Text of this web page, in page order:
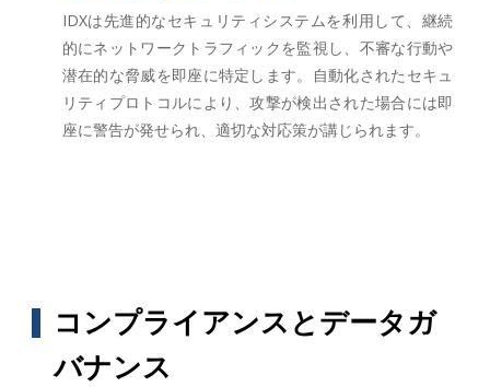
IDXは先進的なセキュリティシステムを利用して、継続
的にネットワークトラフィックを監視し、不審な行動や
潜在的な脅威を即座に特定します。自動化されたセキュ
リティプロトコルにより、攻撃が検出された場合には即
座に警告が発せられ、適切な対応策が講じられます。
コンプライアンスとデータガ
バナンス